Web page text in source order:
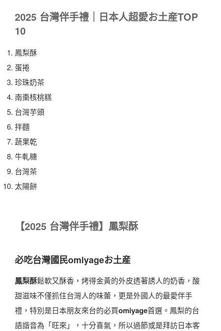
2025 台灣伴手禮｜日本人超愛お土産TOP
10
鳳梨酥
蛋捲
珍珠奶茶
南棗核桃糕
台灣芋頭
拌麵
蔬果乾
牛軋糖
台灣茶
太陽餅
【2025 台灣伴手禮】鳳梨酥
必吃台灣國民omiyageお土産
鳳梨酥鬆軟又酥香，烤得金黃的外皮透著誘人的奶香，酸
甜滋味不僅抓住台灣人的味蕾，更是外國人的最愛伴手
禮，特別是日本朋友來台的必買omiyage首選。鳳梨的台
語諧音為「旺來」，十分喜氣，所以過節或是拜訪日本客